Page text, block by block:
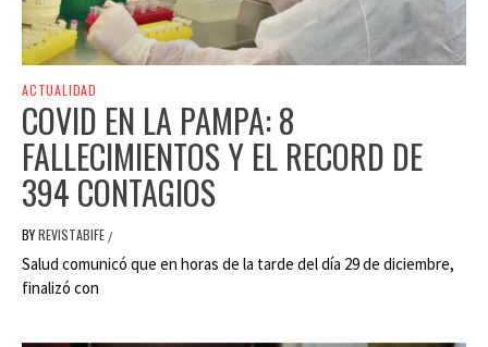
ACTUALIDAD
COVID EN LA PAMPA: 8
FALLECIMIENTOS Y EL RECORD DE
394 CONTAGIOS
BYREVISTABIFE /
Salud comunicó que en horas de la tarde del día 29 de diciembre,
finalizó con